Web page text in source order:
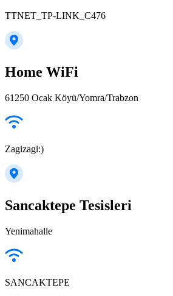
TTNET_TP-LINK_C476
Home WiFi
61250 Ocak Köyü/Yomra/Trabzon
Zagizagi:)
Sancaktepe Tesisleri
Yenimahalle
SANCAKTEPE